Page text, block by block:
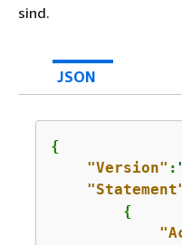
sind.
JSON
{
"Version" :
{